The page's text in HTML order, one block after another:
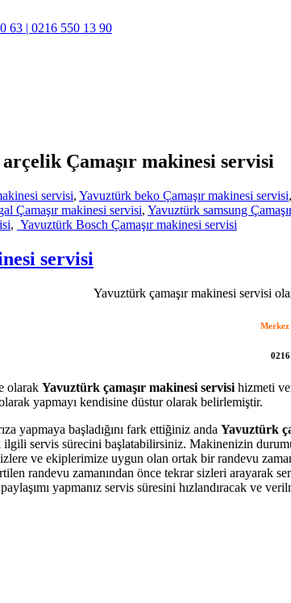
63 | 0216 550 13 90
Çamaşır makinesi servisi
servisi, Yavuztürk beko Çamaşır makinesi servisi,
Çamaşır makinesi servisi, Yavuztürk samsung
, Yavuztürk Bosch Çamaşır makinesi servisi
servisi
Yavuztürk çamaşır makinesi servisi
Merkez
olarak Yavuztürk çamaşır makinesi servisi hizmeti
olarak yapmayı kendisine düstur olarak belirlemiştir.
yapmaya başladığını fark ettiğiniz anda Yavuztürk
servis sürecini başlatabilirsiniz. Makinenizin
ve ekiplerimize uygun olan ortak bir randevu
randevu zamanından önce tekrar sizleri arayarak
yapmanız servis süresini hızlandıracak ve